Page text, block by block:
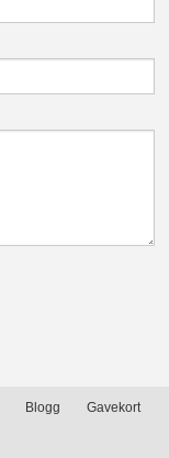
Blogg Gavekort